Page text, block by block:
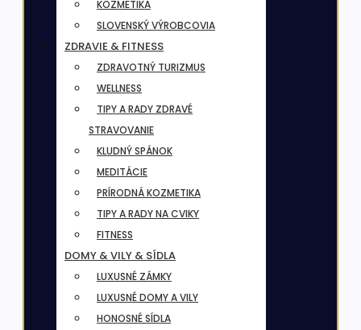
KOZMETIKA
SLOVENSKÝ VÝROBCOVIA
ZDRAVIE & FITNESS
ZDRAVOTNÝ TURIZMUS
WELLNESS
TIPY A RADY ZDRAVÉ
STRAVOVANIE
KLUDNÝ SPÁNOK
MEDITÁCIE
PRÍRODNÁ KOZMETIKA
TIPY A RADY NA CVIKY
FITNESS
DOMY & VILY & SÍDLA
LUXUSNÉ ZÁMKY
LUXUSNÉ DOMY A VILY
HONOSNÉ SÍDLA